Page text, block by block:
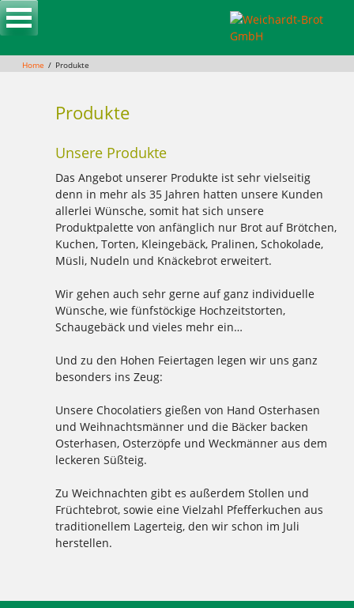
Home Produkte
Produkte
Unsere Produkte
Das Angebot unserer Produkte ist sehr vielseitig
denn in mehr als 35 Jahren hatten unsere Kunden
allerlei Wünsche, somit hat sich unsere
Produktpalette von anfänglich nur Brot auf Brötchen,
Kuchen, Torten, Kleingebäck, Pralinen, Schokolade,
Müsli, Nudeln und Knäckebrot erweitert.
Wir gehen auch sehr gerne auf ganz individuelle
Wünsche, wie fünfstöckige Hochzeitstorten,
Schaugebäck und vieles mehr ein…
Und zu den Hohen Feiertagen legen wir uns ganz
besonders ins Zeug:
Unsere Chocolatiers gießen von Hand Osterhasen
und Weihnachtsmänner und die Bäcker backen
Osterhasen, Osterzöpfe und Weckmänner aus dem
leckeren Süßteig.
Zu Weichnachten gibt es außerdem Stollen und
Früchtebrot, sowie eine Vielzahl Pfefferkuchen aus
traditionellem Lagerteig, den wir schon im Juli
herstellen.